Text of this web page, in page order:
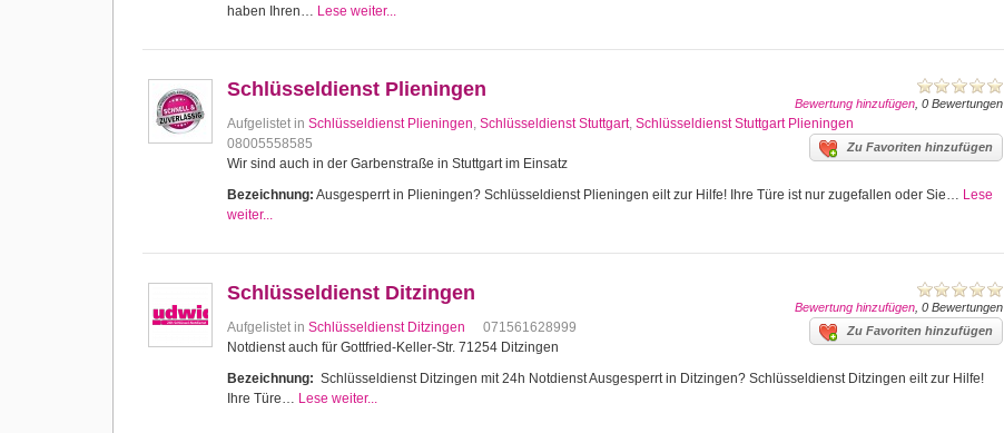
haben Ihren… Lese weiter...
Bewertung hinzufügen , 0 Bewertungen
Schlüsseldienst Plieningen
Aufgelistet in Schlüsseldienst Plieningen, Schlüsseldienst Stuttgart, Schlüsseldienst Stuttgart Plieningen
Zu Favoriten hinzufügen
08005558585
Wir sind auch in der Garbenstraße in Stuttgart im Einsatz
Bezeichnung: Ausgesperrt in Plieningen? Schlüsseldienst Plieningen eilt zur Hilfe! Ihre Türe ist nur zugefallen oder Sie… Lese
weiter...
Bewertung hinzufügen , 0 Bewertungen
Schlüsseldienst Ditzingen
Aufgelistet in Schlüsseldienst Ditzingen Zu Favoriten hinzufügen
071561628999
Notdienst auch für Gottfried-Keller-Str. 71254 Ditzingen
Bezeichnung: Schlüsseldienst Ditzingen mit 24h Notdienst Ausgesperrt in Ditzingen? Schlüsseldienst Ditzingen eilt zur Hilfe!
Ihre Türe… Lese weiter...